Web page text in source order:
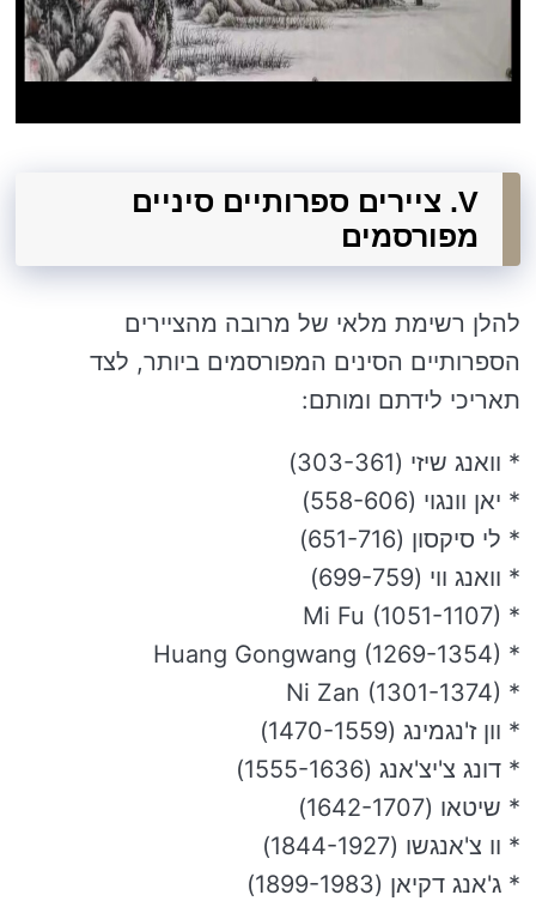
V. ציירים ספרותיים סיניים
מפורסמים
להלן רשימת מלאי של מרובה מהציירים
הספרותיים הסינים המפורסמים ביותר, לצד
תאריכי לידתם ומותם:
* וואנג שיזי (303-361)
* יאן וונגוי (558-606)
* לי סיקסון (651-716)
* וואנג ווי (699-759)
* Mi Fu (1051-1107)
* Huang Gongwang (1269-1354)
* Ni Zan (1301-1374)
* וון ז'נגמינג (1470-1559)
* דונג צ'יצ'אנג (1555-1636)
* שיטאו (1642-1707)
* וו צ'אנגשו (1844-1927)
* ג'אנג דקיאן (1899-1983)